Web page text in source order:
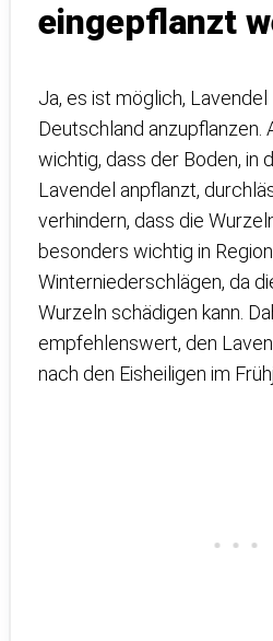
eingepflanzt
Ja, es ist möglich,
Deutschland anzupflanzen.
wichtig, dass der Boden, in
Lavendel anpflanzt,
verhindern, dass die
besonders wichtig in
Winterniederschlägen, da
Wurzeln schädigen kann.
empfehlenswert, den
nach den Eisheiligen im